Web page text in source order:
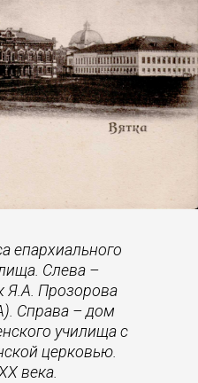
епархиального
Слева –
Я.А. Прозорова
Справа – дом
училища с
церковью.
века.